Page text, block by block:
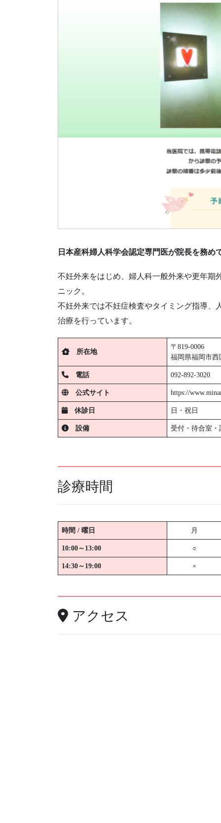
日本産科婦人科学会認定専門医が院長を務め
不妊外来をはじめ、婦人科一般外来や更年期
ニック。
不妊外来では不妊症検査やタイミング指導、
治療を行っています。
所在地
〒819-0006
福岡県福岡市西
電話 092-892-3020
公式サイト https://
休診日 日・祝日
設備 受付・待合室
診療時間
時間 / 曜日 月
10:00～13:00 ○
14:30～19:00 ×
アクセス